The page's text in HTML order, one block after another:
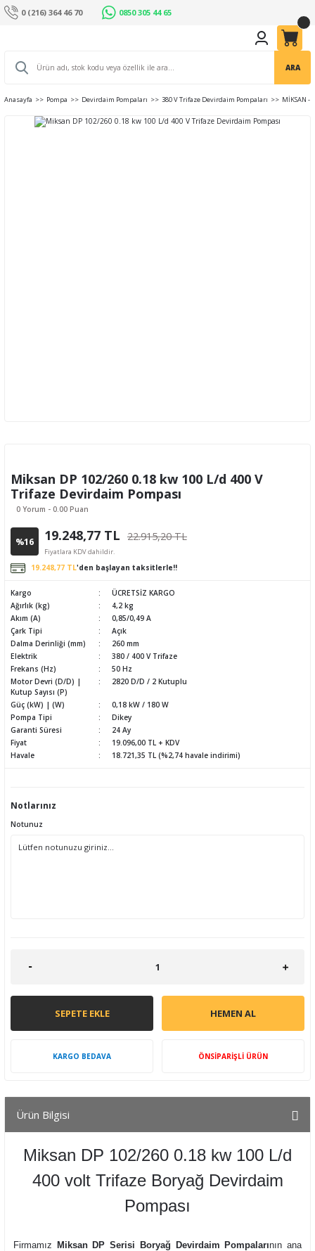
0 (216) 364 46 70 0850 305 44 65
ARA
Anasayfa Pompa Devirdaim Pompaları 380 V Trifaze Devirdaim Pompaları MİKSAN -
Miksan DP 102/260 0.18 kw 100 L/d 400 V
Trifaze Devirdaim Pompası
0 Yorum - 0.00 Puan
%16 19.248,77 TL 22.915,20 TL
Fiyatlara KDV dahildir.
19.248,77 TL'den başlayan taksitlerle!!
Kargo
ÜCRETSİZ KARGO
Ağırlık (kg)
4,2 kg
Akım (A)
0,85/0,49 A
Çark Tipi
Açık
Dalma Derinliği (mm)
260 mm
Elektrik
380 / 400 V Trifaze
Frekans (Hz)
50 Hz
Motor Devri (D/D) |
Kutup Sayısı (P)
2820 D/D / 2 Kutuplu
Güç (kW) | (W)
0,18 kW / 180 W
Pompa Tipi
Dikey
Garanti Süresi
24 Ay
Fiyat
19.096,00 TL + KDV
Havale
18.721,35 TL (%2,74 havale indirimi)
Notlarınız
Notunuz
SEPETE EKLE HEMEN AL
KARGO BEDAVA ÖNSİPARİŞLİ ÜRÜN
Ürün Bilgisi
Miksan DP 102/260 0.18 kw 100 L/d
400 volt Trifaze Boryağ Devirdaim
Pompası
Firmamız Miksan DP Serisi Boryağ Devirdaim Pompalarının ana